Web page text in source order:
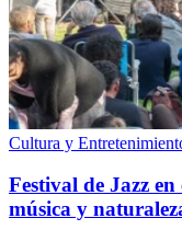
Cultura y
Festival de Jazz
música y